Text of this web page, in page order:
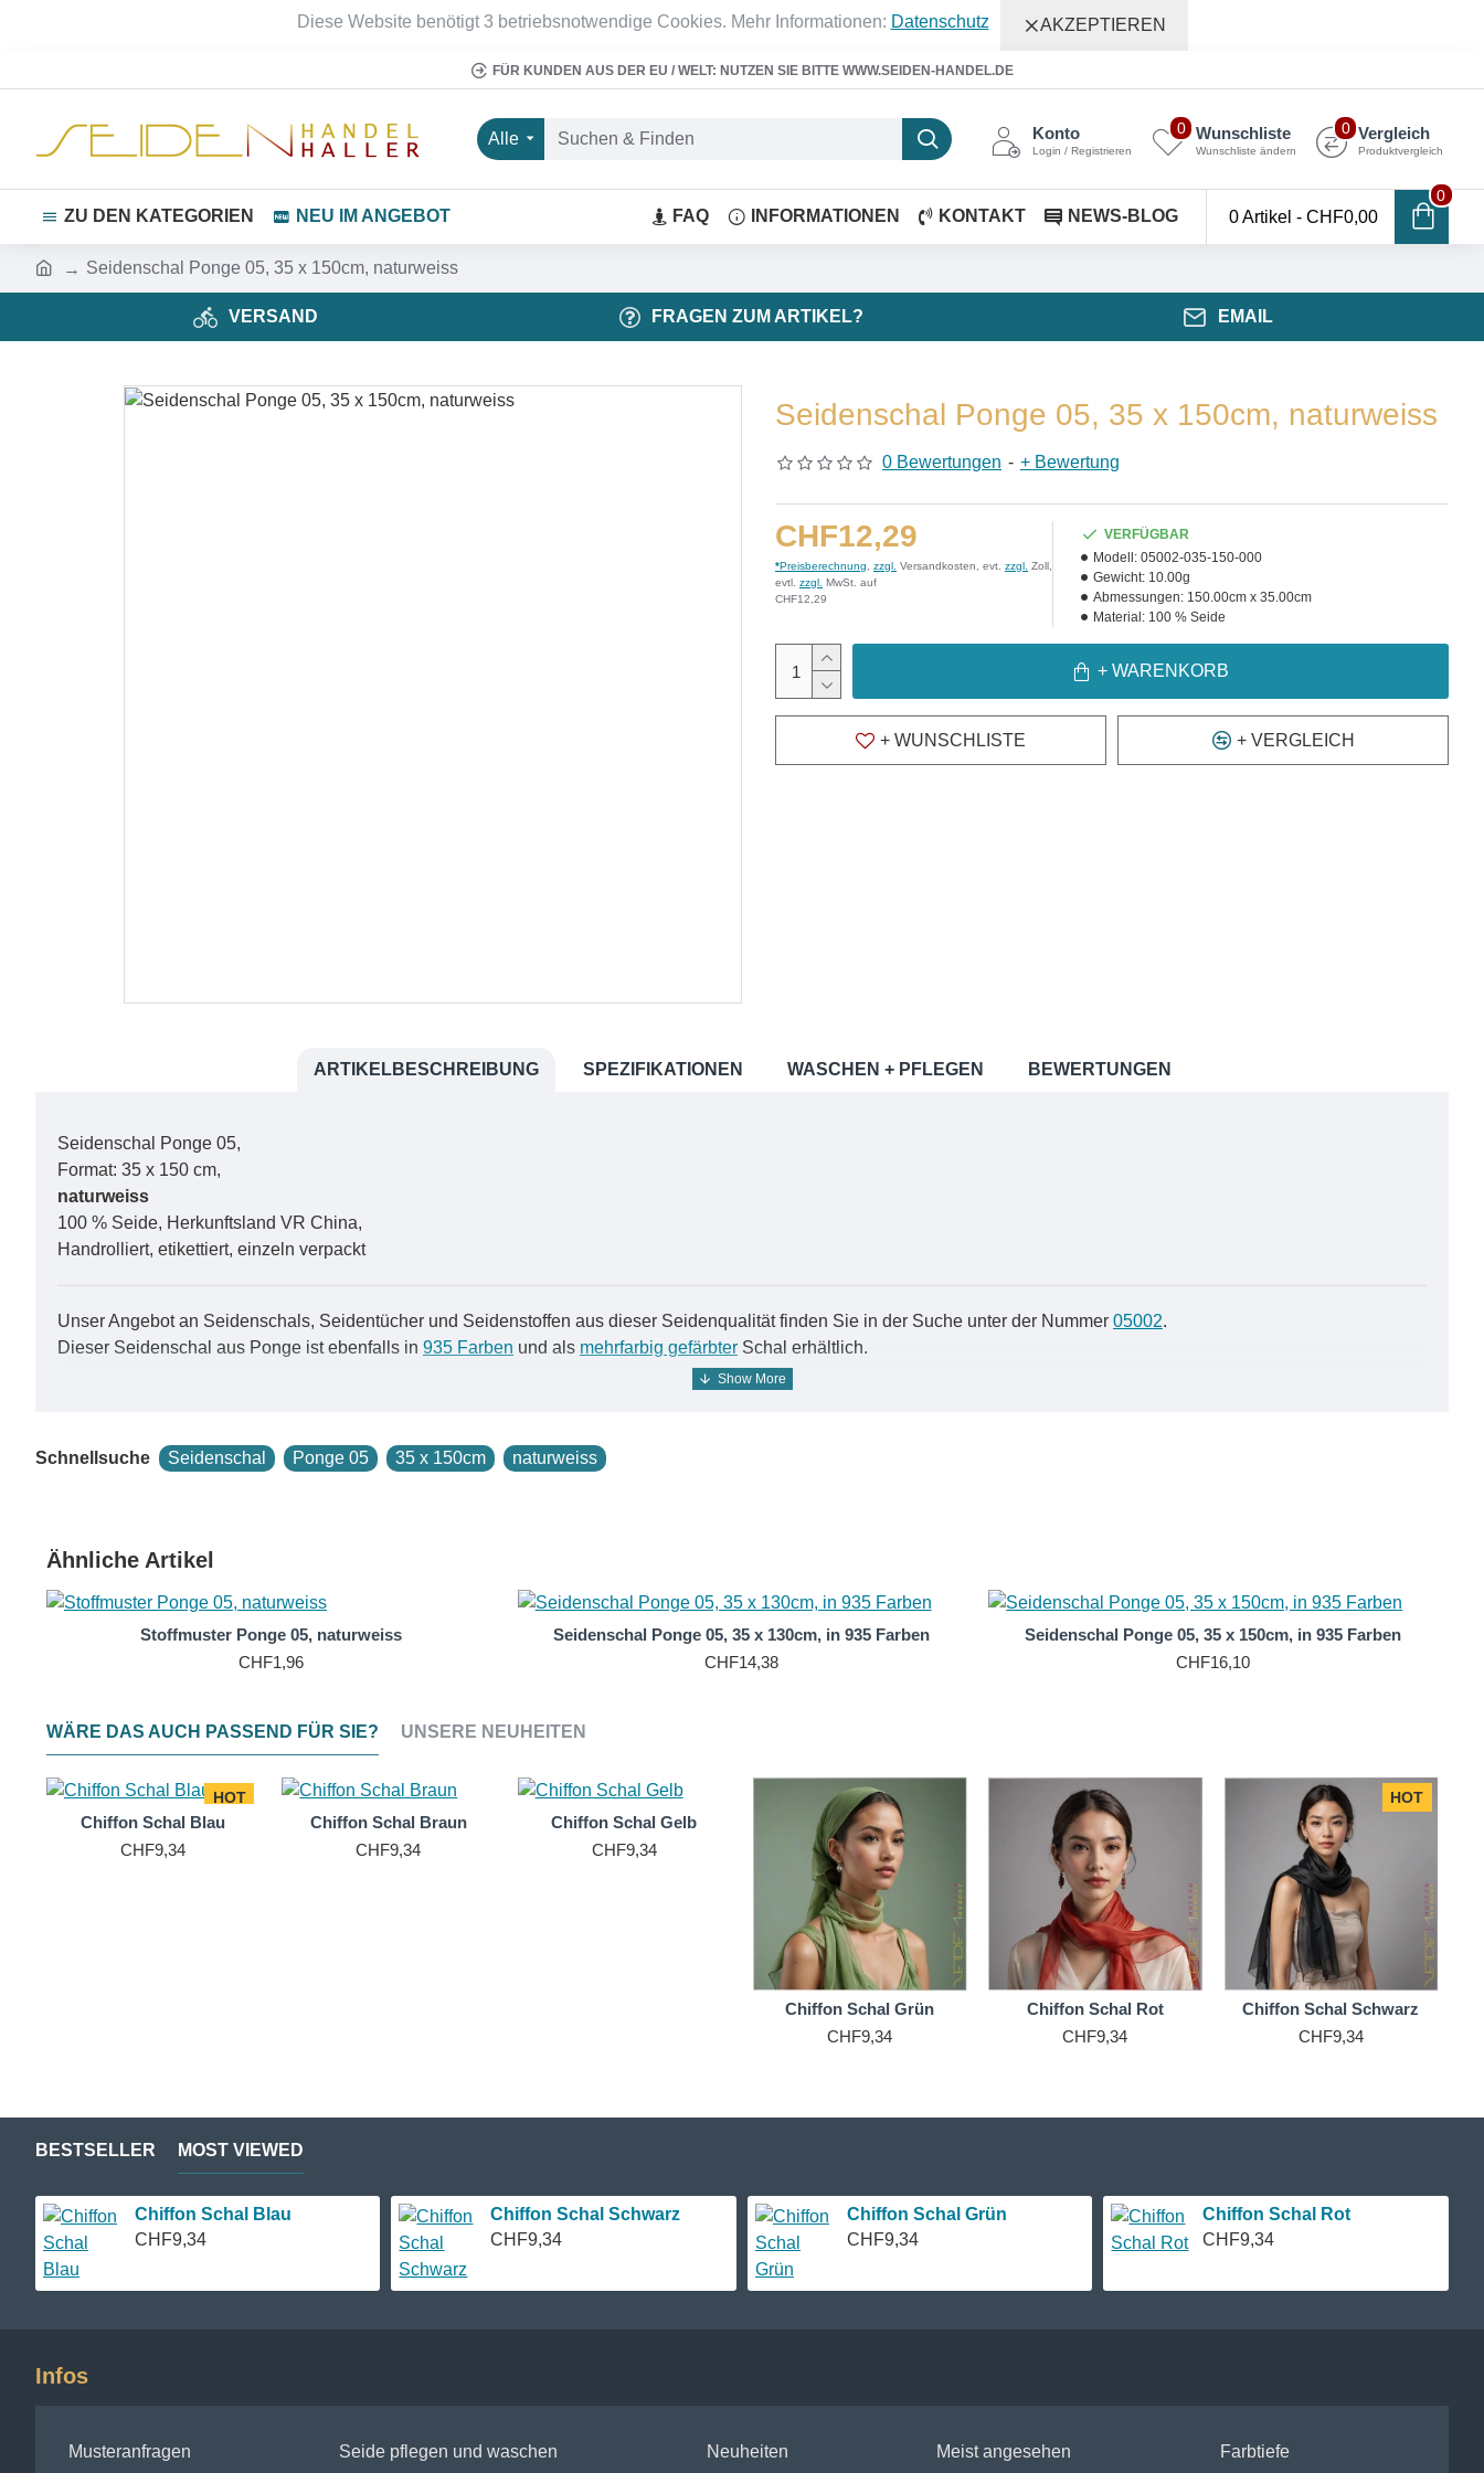
Diese Website benötigt 3 betriebsnotwendige Cookies. Mehr Informationen: Datenschutz AKZEPTIEREN
FÜR KUNDEN AUS DER EU / WELT: NUTZEN SIE BITTE WWW.SEIDEN-HANDEL.DE
Alle Konto
Login / Registrieren
Wunschliste
Wunschliste ändern
0 Vergleich
Produktvergleich
0
ZU DEN KATEGORIEN NEU IM ANGEBOT FAQ INFORMATIONEN KONTAKT NEWS-BLOG 0 Artikel - CHF0,00
0
Seidenschal Ponge 05, 35 x 150cm, naturweiss
VERSAND FRAGEN ZUM ARTIKEL? EMAIL
Seidenschal Ponge 05, 35 x 150cm, naturweiss
0 Bewertungen - + Bewertung
CHF12,29
*Preisberechnung zzgl. Versandkosten, evt. zzgl. Zoll,
evtl. zzgl. MwSt. auf
CHF12,29
VERFÜGBAR
Modell: 05002-035-150-000
Gewicht: 10.00g
Abmessungen: 150.00cm x 35.00cm
Material: 100 % Seide
+ WARENKORB
+ WUNSCHLISTE + VERGLEICH
ARTIKELBESCHREIBUNG SPEZIFIKATIONEN WASCHEN + PFLEGEN BEWERTUNGEN
Seidenschal Ponge 05,
Format: 35 x 150 cm,
naturweiss
100 % Seide, Herkunftsland VR China,
Handrolliert, etikettiert, einzeln verpackt
Unser Angebot an Seidenschals, Seidentücher und Seidenstoffen aus dieser Seidenqualität finden Sie in der Suche unter der Nummer 05002.
Dieser Seidenschal aus Ponge ist ebenfalls in 935 Farben und als mehrfarbig gefärbter Schal erhältlich.
entscheiden, die Farben auf einem Ponge-Seidenschal sind immer lebendig und leuchtend. Darüber hinaus behält Ponge-Seide ihre Farbe auch nach mehrmaligem Waschen
Schönheit auch nach mehrmaligem Waschen. Dies macht Ponge-Seidenschals zu einer praktischen und langlebigen Wahl für den täglichen Gebrauch. Darüber hinaus ist
Seidenschal Sie jahrelang begleiten und immer noch so gut aussehen.
Schnellsuche Seidenschal Ponge 05 35 x 150cm naturweiss
Ähnliche Artikel
Stoffmuster Ponge 05, naturweiss
CHF1,96
Seidenschal Ponge 05, 35 x 130cm, in 935 Farben
CHF14,38
Seidenschal Ponge 05, 35 x 150cm, in 935 Farben
CHF16,10
WÄRE DAS AUCH PASSEND FÜR SIE? UNSERE NEUHEITEN
HOT
Chiffon Schal Blau
CHF9,34
Chiffon Schal Braun
CHF9,34
Chiffon Schal Gelb
CHF9,34
Chiffon Schal Grün
CHF9,34
Chiffon Schal Rot
CHF9,34
HOT
Chiffon Schal Schwarz
CHF9,34
BESTSELLER MOST VIEWED
Chiffon Schal Blau
CHF9,34
Chiffon Schal Schwarz
CHF9,34
Chiffon Schal Grün
CHF9,34
Chiffon Schal Rot
CHF9,34
Infos
Musteranfragen Seide pflegen und waschen Neuheiten Meist angesehen Farbtiefe